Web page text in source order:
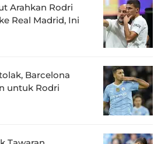
Arahkan Rodri
Real Madrid, Ini
Barcelona
untuk Rodri